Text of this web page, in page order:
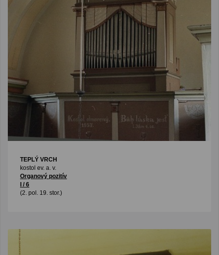
TEPLÝ VRCH
kostol ev. a. v.
Organový pozitív
I / 6
(2. pol. 19. stor.)